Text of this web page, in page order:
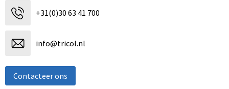
+31(0)30 63 41 700
info@tricol.nl
Contacteer ons